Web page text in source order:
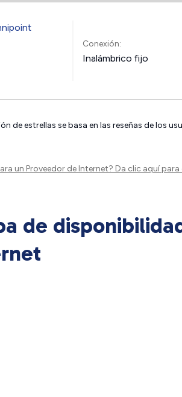
Conexión:
Inalámbrico fijo
de estrellas se basa en las reseñas de los
un Proveedor de Internet? Da clic aquípara
de